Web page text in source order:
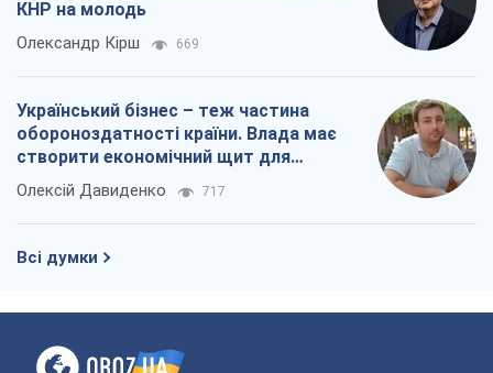
КНР на молодь
Олександр Кірш 669
Український бізнес – теж частина
обороноздатності країни. Влада має
створити економічний щит для
компаній
Олексій Давиденко 717
Всі думки